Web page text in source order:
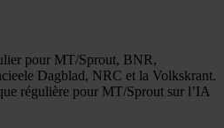
pour MT/Sprout, BNR,
Dagblad, NRC et la Volkskrant.
régulière pour MT/Sprout sur l’IA